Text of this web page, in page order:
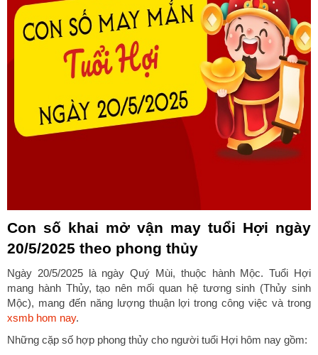
Con số khai mở vận may tuổi Hợi ngày
20/5/2025 theo phong thủy
Ngày 20/5/2025 là ngày Quý Mùi, thuộc hành Mộc. Tuổi Hợi
mang hành Thủy, tạo nên mối quan hệ tương sinh (Thủy sinh
Mộc), mang đến năng lượng thuận lợi trong công việc và trong
xsmb hom nay.
Những cặp số hợp phong thủy cho người tuổi Hợi hôm nay gồm: